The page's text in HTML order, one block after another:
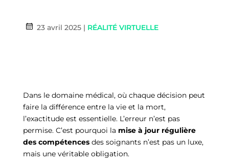
23 avril 2025 | RÉALITÉ VIRTUELLE
Dans le domaine médical, où chaque décision peut
faire la différence entre la vie et la mort,
l’exactitude est essentielle. L’erreur n’est pas
permise. C’est pourquoi la mise à jour régulière
des compétencesdes soignants n’est pas un luxe,
mais une véritable obligation.